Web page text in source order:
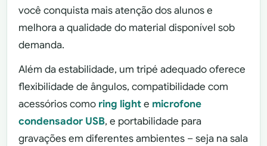
você conquista mais atenção dos alunos e
melhora a qualidade do material disponível sob
demanda.
Além da estabilidade, um tripé adequado oferece
flexibilidade de ângulos, compatibilidade com
acessórios como ring lighte microfone
condensador USB, e portabilidade para
gravações em diferentes ambientes – seja na sala